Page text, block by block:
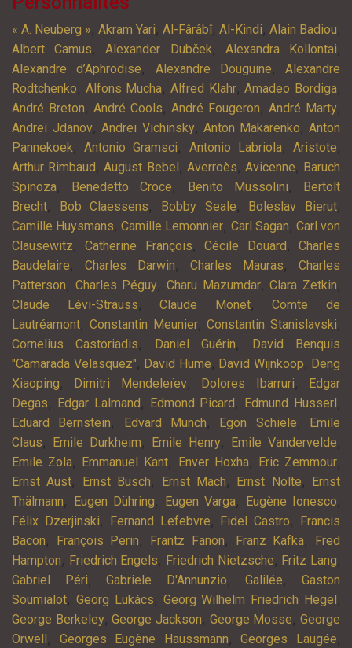
« A. Neuberg », Akram Yari, Al-Fârâbî, Al-Kindi, Alain Badiou,
Albert Camus,Alexander Dubček, Alexandra Kollontai,
Alexandre d’Aphrodise, Alexandre Douguine, Alexandre
Rodtchenko, Alfons Mucha,Alfred Klahr,Amadeo Bordiga,
André Breton, André Cools, André Fougeron, André Marty,
Andreï Jdanov, Andreï Vichinsky, Anton Makarenko, Anton
Pannekoek,Antonio Gramsci, Antonio Labriola,Aristote,
Arthur Rimbaud ,August Bebel , Averroès, Avicenne, Baruch
Spinoza, Benedetto Croce, Benito Mussolini,
Bertolt
Brecht, Bob Claessens, Bobby Seale, Boleslav Bierut,
Camille Huysmans,Camille Lemonnier, Carl Sagan, Carl von
Clausewitz,Catherine François,Cécile Douard ,Charles
Baudelaire, Charles Darwin, Charles Mauras, Charles
Patterson, Charles Péguy,Charu Mazumdar,Clara Zetkin,
Claude Lévi-Strauss,Claude Monet,Comte de
Lautréamont, Constantin Meunier,Constantin Stanislavski,
Cornelius Castoriadis, Daniel Guérin,
David Benquis
"Camarada Velasquez", David Hume, David Wijnkoop, Deng
Xiaoping, Dimitri Mendeleïev, Dolores Ibarruri,
Edgar
Degas, Edgar Lalmand , Edmond Picard , Edmund Husserl ,
Eduard Bernstein, Edvard Munch, Egon Schiele,
Emile
Claus, Emile Durkheim, Emile Henry, Emile Vandervelde,
Emile Zola, Emmanuel Kant, Enver Hoxha, Eric Zemmour,
Ernst Aust, Ernst Busch, Ernst Mach, Ernst Nolte,
Ernst
Thälmann, Eugen Dühring, Eugen Varga, Eugène Ionesco,
Félix Dzerjinski, Fernand Lefebvre, Fidel Castro,
Francis
Bacon, François Perin, Frantz Fanon, Franz Kafka,
Fred
Hampton, Friedrich Engels, Friedrich Nietzsche, Fritz Lang,
Gabriel Péri,Gabriele D'Annunzio,Galilée,Gaston
Soumialot, Georg Lukács, Georg Wilhelm Friedrich Hegel ,
George Berkeley,George Jackson, George Mosse,George
Orwell , Georges Eugène Haussmann,Georges Laugée,